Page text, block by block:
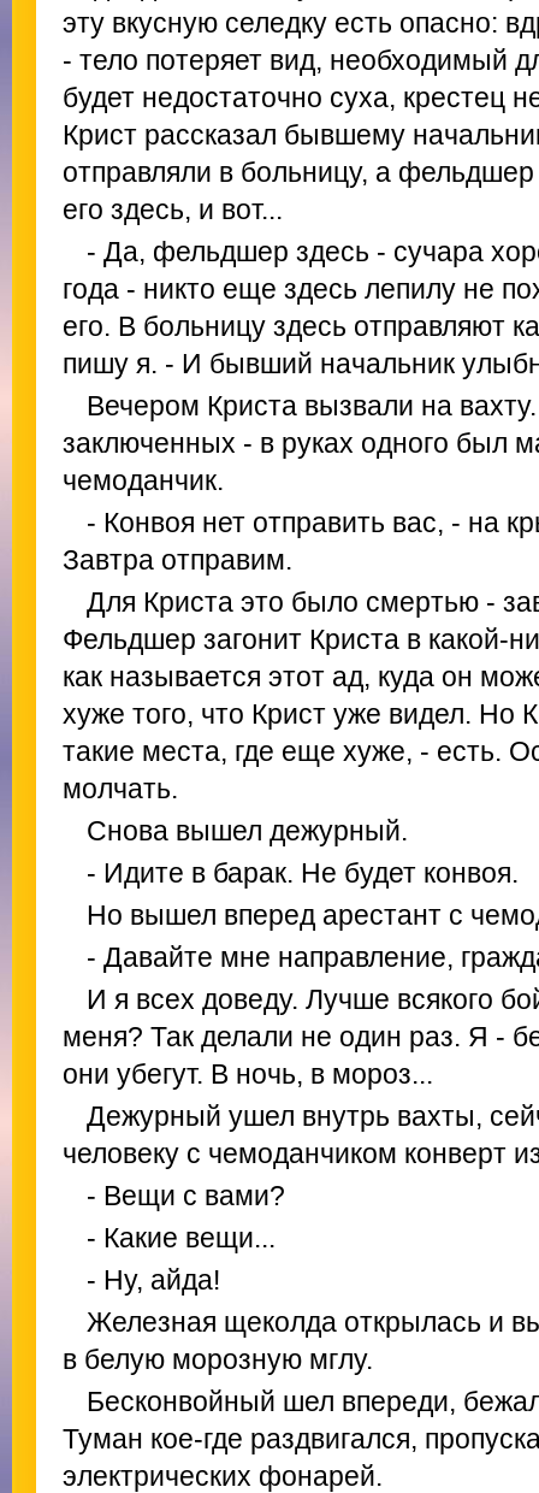
эту вкусную селедку есть опасно:
- тело потеряет вид, необходимый
будет недостаточно суха, крестец
Крист рассказал бывшему
отправляли в больницу, а
его здесь, и вот...
- Да, фельдшер здесь - сучара
года - никто еще здесь лепилу не
его. В больницу здесь отправляют
пишу я. - И бывший начальник
Вечером Криста вызвали на
заключенных - в руках одного был
чемоданчик.
- Конвоя нет отправить вас, - на
Завтра отправим.
Для Криста это было смертью -
Фельдшер загонит Криста в какой-
как называется этот ад, куда он
хуже того, что Крист уже видел. Но
такие места, где еще хуже, - есть.
молчать.
Снова вышел дежурный.
- Идите в барак. Не будет конвоя.
Но вышел вперед арестант с
- Давайте мне направление,
И я всех доведу. Лучше всякого
меня? Так делали не один раз. Я -
они убегут. В ночь, в мороз...
Дежурный ушел внутрь вахты,
человеку с чемоданчиком конверт
- Вещи с вами?
- Какие вещи...
- Ну, айда!
Железная щеколда открылась и
в белую морозную мглу.
Бесконвойный шел впереди,
Туман кое-где раздвигался,
электрических фонарей.